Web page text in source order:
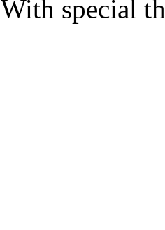
With special